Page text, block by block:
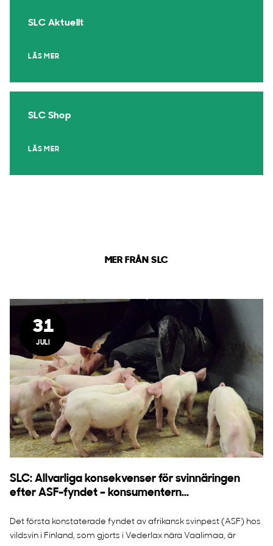
SLC Aktuellt
LÄS MER
SLC Shop
LÄS MER
MER FRÅN SLC
31
JULI
SLC: Allvarliga konsekvenser för svinnäringen
efter ASF-fyndet – konsumentern...
Det första konstaterade fyndet av afrikansk svinpest (ASF) hos
vildsvin i Finland, som gjorts i Vederlax nära Vaalimaa, är